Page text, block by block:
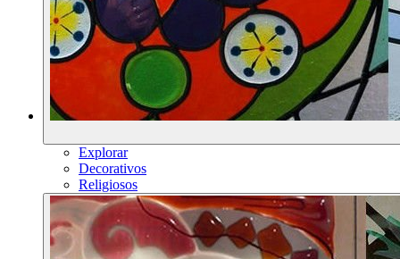
Explorar
Decorativos
Religiosos